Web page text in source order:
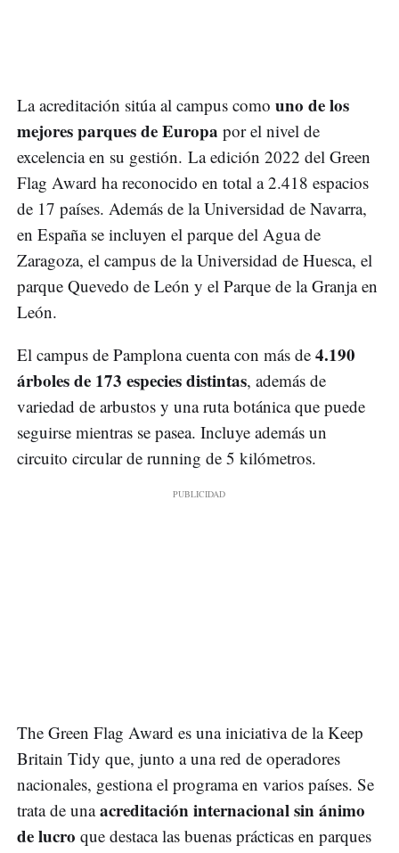
La acreditación sitúa al campus como uno de los
mejores parques de Europa por el nivel de
excelencia en su gestión. La edición 2022 del Green
Flag Award ha reconocido en total a 2.418 espacios
de 17 países. Además de la Universidad de Navarra,
en España se incluyen el parque del Agua de
Zaragoza, el campus de la Universidad de Huesca, el
parque Quevedo de León y el Parque de la Granja en
León.
El campus de Pamplona cuenta con más de 4.190
árboles de 173 especies distintas, además de
variedad de arbustos y una ruta botánica que puede
seguirse mientras se pasea. Incluye además un
circuito circular de running de 5 kilómetros.
The Green Flag Award es una iniciativa de la Keep
Britain Tidy que, junto a una red de operadores
nacionales, gestiona el programa en varios países. Se
trata de unaacreditación internacional sin ánimo
de lucro que destaca las buenas prácticas en parques